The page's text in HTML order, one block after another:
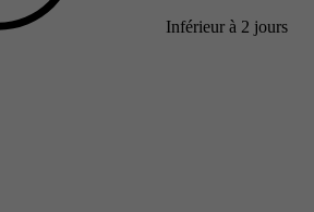
Inférieur à 2 jours